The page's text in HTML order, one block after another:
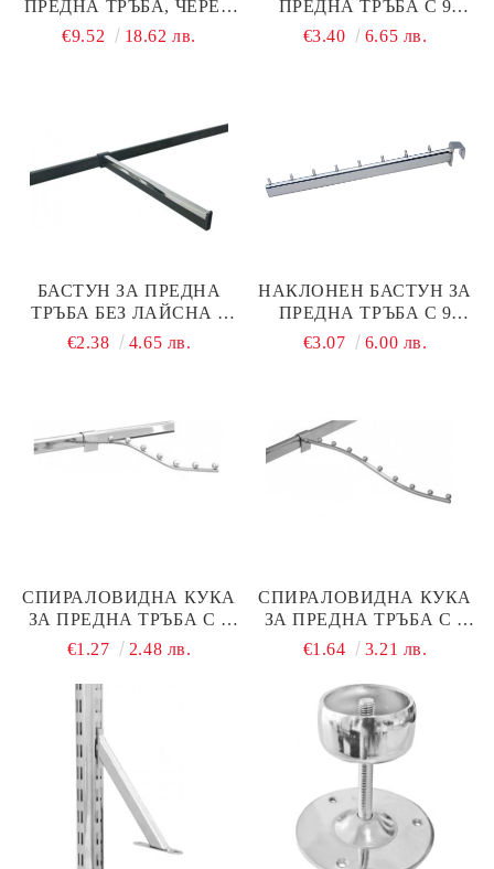
ПРЕДНА ТРЪБА, ЧЕРЕН
МАТ
€9.52 18.62 лв.
ПРЕДНА ТРЪБА С 9
ПЪПКИ, ЧЕРЕН МАТ
€3.40 6.65 лв.
БАСТУН ЗА ПРЕДНА
ТРЪБА БЕЗ ЛАЙСНА –
ДЪЛЖИНА 350 ММ,
€2.38 4.65 лв.
НАКЛОНЕН БАСТУН ЗА
ПРЕДНА ТРЪБА С 9
ПЪПКИ, ХРОМ
€3.07 6.00 лв.
СПИРАЛОВИДНА КУКА
ЗА ПРЕДНА ТРЪБА С 7
ТОПЧЕТА, ХРОМ
€1.27 2.48 лв.
СПИРАЛОВИДНА КУКА
ЗА ПРЕДНА ТРЪБА С 9
ТОПЧЕТА, ХРОМ
€1.64 3.21 лв.